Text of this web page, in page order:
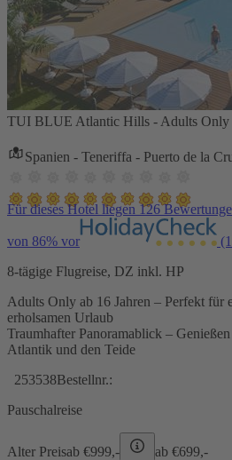
TUI BLUE Atlantic Hills - Adults Only
Spanien - Teneriffa - Puerto de la
Für dieses Hotel liegen 126
von 86% vor
8-tägige Flugreise, DZ inkl. HP
Adults Only ab 16 Jahren – Perfekt für
erholsamen Urlaub
Traumhafter Panoramablick –
Atlantik und den Teide
253538Bestellnr.:
Pauschalreise
Alter Preisab €999,- ab €699,-